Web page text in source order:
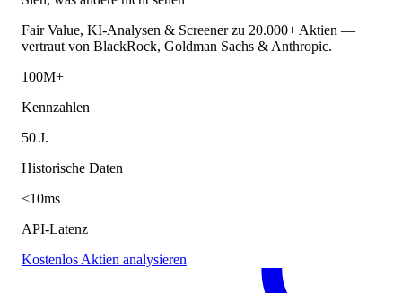
Fair Value, KI-Analysen & Screener zu 20.000+ Aktien —
vertraut von BlackRock, Goldman Sachs & Anthropic.
100M+
Kennzahlen
50 J.
Historische Daten
<10ms
API-Latenz
Kostenlos Aktien analysieren